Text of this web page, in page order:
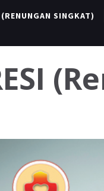
SINGKAT)